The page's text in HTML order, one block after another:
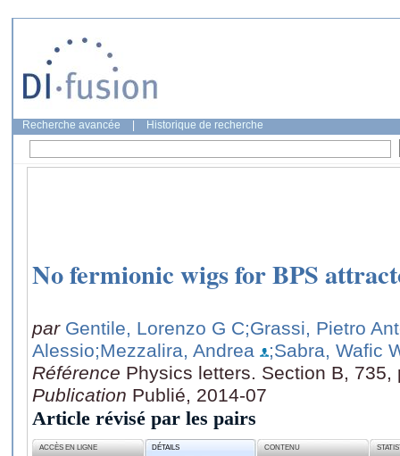
Recherche avancée Historique de recherche
No fermionic wigs for BPS
par Gentile, Lorenzo G C;Grassi, Pietro
Alessio;Mezzalira, Andrea
;Sabra, Wafic
Référence Physics letters. Section B, 735,
Publication Publié, 2014-07
Article révisé par les pairs
ACCÈS EN LIGNE DÉTAILS CONTENU